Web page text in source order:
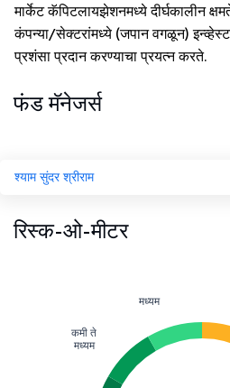
मार्केट कॅपिटलायझेशनमध्ये दीर्घकालीन
कंपन्या/सेक्टरांमध्ये (जपान वगळून)
प्रशंसा प्रदान करण्याचा प्रयत्न करते.
फंड मॅनेजर्स
श्याम सुंदर श्रीराम
रिस्क-ओ-मीटर
कमी ते
मध्यम
मध्यम